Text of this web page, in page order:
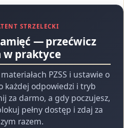
STRZELECKI
— przećwicz
w praktyce
PZSS i ustawie o
każdej odpowiedzi i tryb
za darmo, a gdy poczujesz,
pełny dostęp i zdaj za
razem.